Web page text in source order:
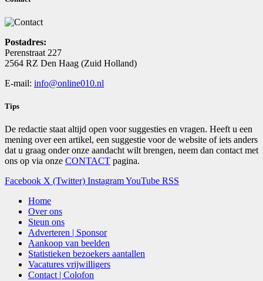
Postadres:
Perenstraat 227
2564 RZ Den Haag (Zuid Holland)
E-mail: info@online010.nl
Tips
De redactie staat altijd open voor suggesties en vragen. Heeft u een
mening over een artikel, een suggestie voor de website of iets anders
dat u graag onder onze aandacht wilt brengen, neem dan contact met
ons op via onze CONTACT pagina.
Facebook X (Twitter) InstagramYouTube RSS
Home
Over ons
Steun ons
Adverteren | Sponsor
Aankoop van beelden
Statistieken bezoekers aantallen
Vacatures vrijwilligers
Contact | Colofon